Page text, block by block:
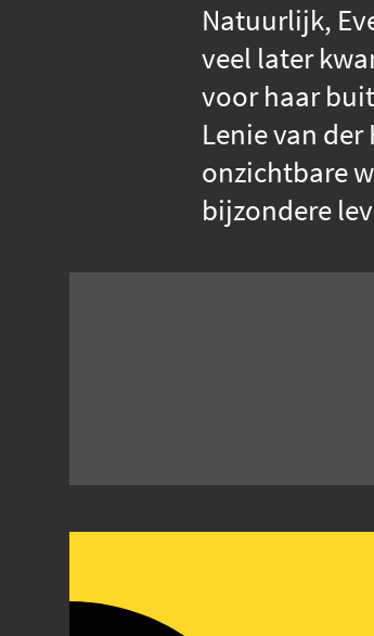
Natuurlijk,
veel later
voor haar
Lenie van
onzichtbare
bijzondere